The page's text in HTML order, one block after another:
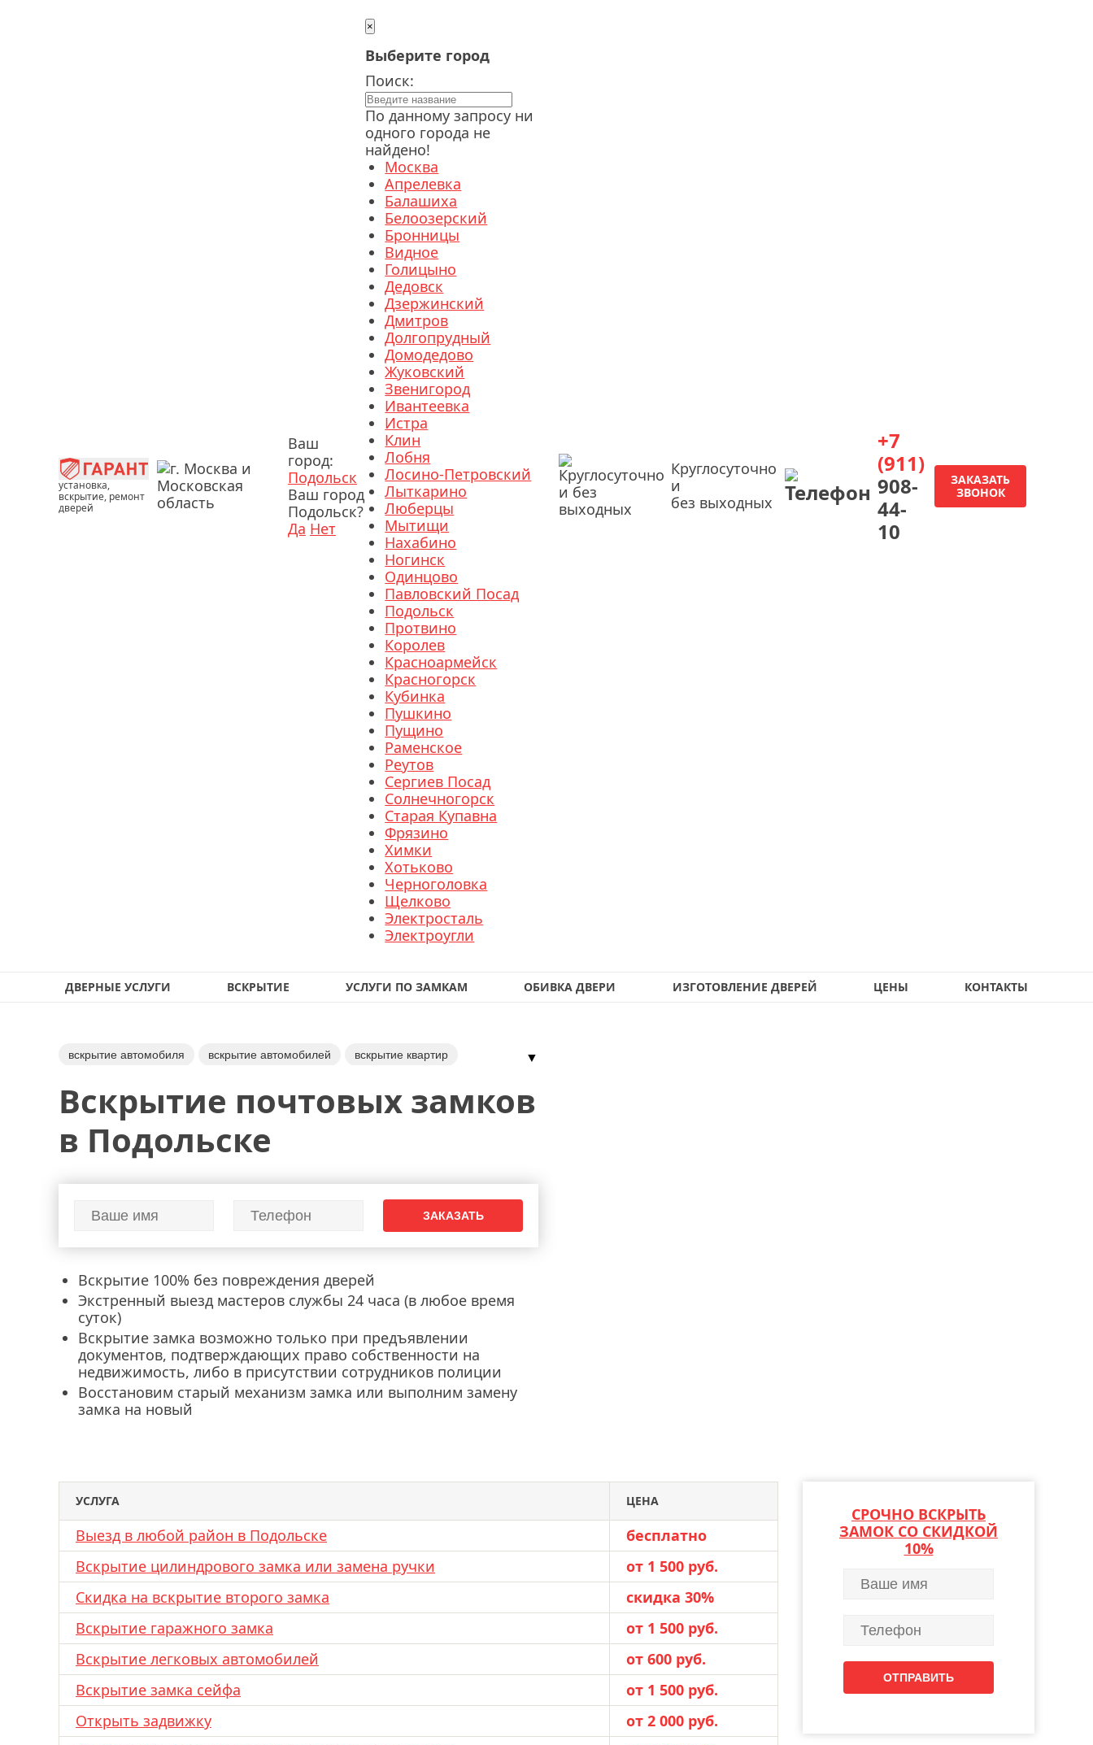
установка,
вскрытие, ремонт
дверей
Ваш
город:
Подольск
Ваш город
Подольск?
Да Нет
×
Выберите город
Поиск:
По данному запросу ни
одного города не
найдено!
Москва
Апрелевка
Балашиха
Белоозерский
Бронницы
Видное
Голицыно
Дедовск
Дзержинский
Дмитров
Долгопрудный
Домодедово
Жуковский
Звенигород
Ивантеевка
Истра
Клин
Лобня
Лосино-Петровский
Лыткарино
Люберцы
Мытищи
Нахабино
Ногинск
Одинцово
Павловский Посад
Подольск
Протвино
Королев
Красноармейск
Красногорск
Кубинка
Пушкино
Пущино
Раменское
Реутов
Сергиев Посад
Солнечногорск
Старая Купавна
Фрязино
Химки
Хотьково
Черноголовка
Щелково
Электросталь
Электроугли
Круглосуточно
и
без выходных
+7
(911)
908-
44-
10
ЗАКАЗАТЬ
ЗВОНОК
ДВЕРНЫЕ УСЛУГИ ВСКРЫТИЕ УСЛУГИ ПО ЗАМКАМ ОБИВКА ДВЕРИ ИЗГОТОВЛЕНИЕ ДВЕРЕЙ ЦЕНЫ КОНТАКТЫ
вскрытие автомобиля вскрытие автомобилей
вскрытие квартир
замки
▼
Вскрытие почтовых замков
в Подольске
Вскрытие 100% без повреждения дверей
Экстренный выезд мастеров службы 24 часа (в любое время
суток)
Вскрытие замка возможно только при предъявлении
документов, подтверждающих право собственности на
недвижимость, либо в присутствии сотрудников полиции
Восстановим старый механизм замка или выполним замену
замка на новый
УСЛУГА ЦЕНА
Выезд в любой район в Подольске
бесплатно
Вскрытие цилиндрового замка или замена ручки
от 1 500 руб.
Скидка на вскрытие второго замка
скидка 30%
Вскрытие гаражного замка
от 1 500 руб.
Вскрытие легковых автомобилей
от 600 руб.
Вскрытие замка сейфа
от 1 500 руб.
Открыть задвижку
от 2 000 руб.
СРОЧНО ВСКРЫТЬ
ЗАМОК СО СКИДКОЙ
10%